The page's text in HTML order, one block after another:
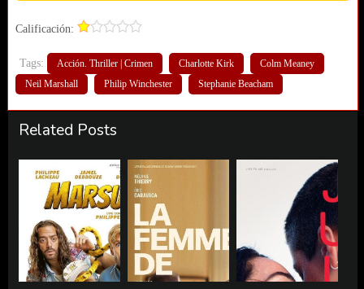
Calificación:
Tags: Acción. Thriller | Crimen Charlotte Kirk
Colm Meaney
Neil Marshall
Philip Winchester Stephanie Beacham
Related Posts